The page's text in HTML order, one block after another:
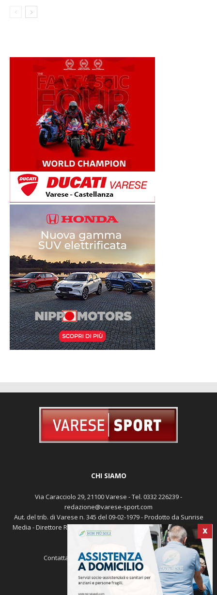
X
CHI SIAMO
Via Caracciolo 29, 21100 Varese - Tel. 0332 226239 -
redazione@varese-sport.com
Aut. del trib. di Varese n. 345 del 09-02-1979 - Prodotto da Sunrise
Media - Direttore Responsabile: Michele Marocco -Cookie policy
Pubblicità
Contattaci: redazione@varese-sport.com